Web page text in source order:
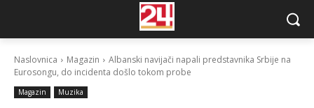
Naslovnica Magazin
Albanski navijači napali predstavnika Srbije na
Eurosongu, do incidenta došlo tokom probe
Magazin Muzika